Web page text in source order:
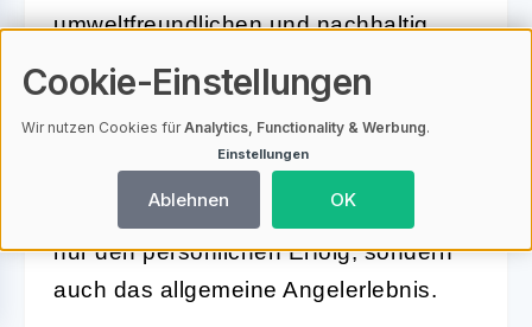
umweltfreundlichen und nachhaltig
gewonnenen Garnelen unterstreicht
die Verantwortung, die jeder Angler für
die Natur trägt. Darüber hinaus fördert
das Vermeiden von häufigen Fehlern
beim Einsatz von Garnelenködern nicht
nur den persönlichen Erfolg, sondern
auch das allgemeine Angelerlebnis.
Cookie-Einstellungen
Wir nutzen Cookies fürAnalytics, Functionality & Werbung.
Einstellungen
Ablehnen OK